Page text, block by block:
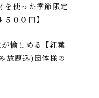
を使った季節限定
００円】
愉しめる【紅葉
放題込)団体様の